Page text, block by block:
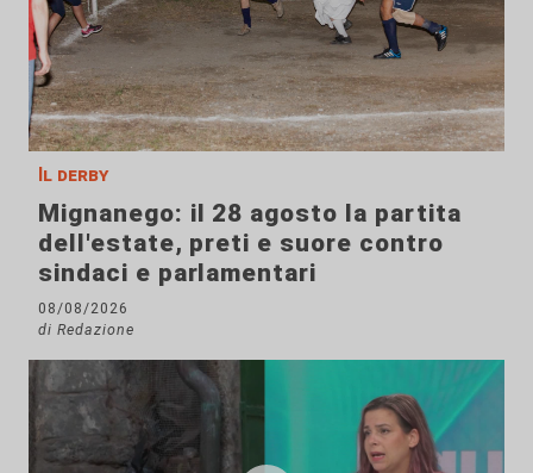
Il derby
Mignanego: il 28 agosto la partita
dell'estate, preti e suore contro
sindaci e parlamentari
08/08/2026
di Redazione